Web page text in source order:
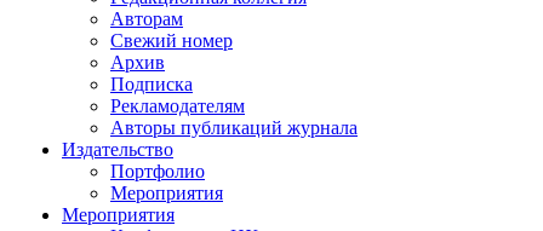
Авторам
Свежий номер
Архив
Подписка
Рекламодателям
Авторы публикаций журнала
Издательство
Портфолио
Мероприятия
Мероприятия